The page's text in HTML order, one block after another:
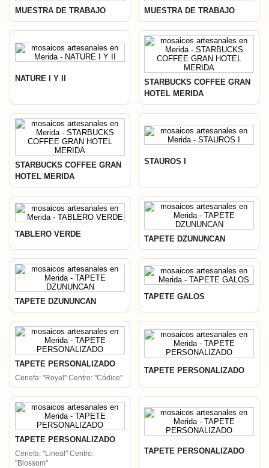
MUESTRA DE TRABAJO MUESTRA DE TRABAJO
NATURE I Y II
STARBUCKS COFFEE GRAN
HOTEL MERIDA
STARBUCKS COFFEE GRAN
HOTEL MERIDA
STAUROS I
TABLERO VERDE TAPETE DZUNUNCAN
TAPETE DZUNUNCAN TAPETE GALOS
TAPETE PERSONALIZADO
Cenefa: "Royal" Centro: "Códice"
TAPETE PERSONALIZADO
TAPETE PERSONALIZADO
Cenefa: "Lineal" Centro:
"Blossom"
TAPETE PERSONALIZADO